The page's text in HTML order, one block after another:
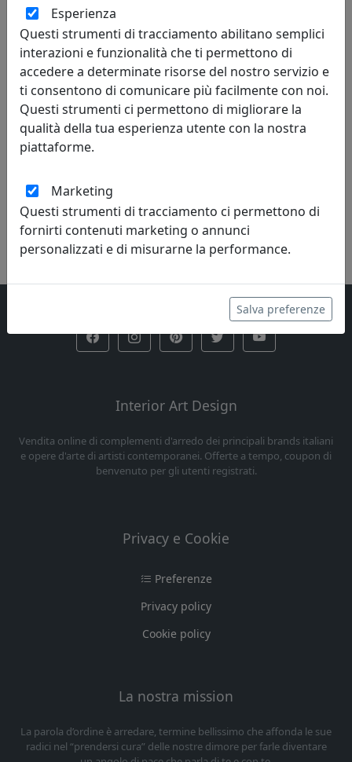
SET DI 6 TAZZINE DA CAFFÈ CON STRASS, OTTAVIANI
HOME, CODICE 77253
Ottaviani
Esperienza
Questi strumenti di tracciamento abilitano semplici
interazioni e funzionalità che ti permettono di
accedere a determinate risorse del nostro servizio e
ti consentono di comunicare più facilmente con noi.
Questi strumenti ci permettono di migliorare la
qualità della tua esperienza utente con la nostra
piattaforme.
Marketing
Questi strumenti di tracciamento ci permettono di
fornirti contenuti marketing o annunci
personalizzati e di misurarne la performance.
Salva preferenze
Interior Art Design
Vendita online di complementi d'arredo dei principali brands italiani
e opere d'arte di artisti contemporanei. Offerte a tempo, coupon di
benvenuto per gli utenti registrati.
Privacy e Cookie
Preferenze
Privacy policy
Cookie policy
La nostra mission
La parola d’ordine è arredare, termine bellissimo che affonda le sue
radici nel “prendersi cura” delle nostre dimore per farle diventare